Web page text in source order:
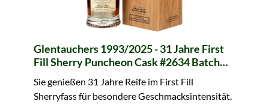
Glentauchers 1993/2025 - 31 Jahre First
Fill Sherry Puncheon Cask #2634 Batch
MacPhail)
Sie genießen 31 Jahre Reife im First Fill
Sherryfass für besondere Geschmacksintensität.